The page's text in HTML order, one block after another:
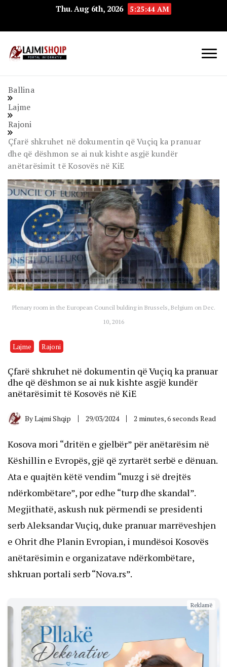
Thu. Aug 6th, 2026 5:25:44 AM
Ballina
Lajme
Rajoni
Çfarë shkruhet në dokumentin që Vuçiq ka pranuar
dhe që dëshmon se ai nuk kishte asgjë kundër
anëtarësimit të Kosovës në KiE
Plenary room in the European Council bulding in Brussels, Belgium on Dec.
10, 2016
Lajme Rajoni
Çfarë shkruhet në dokumentin që Vuçiq ka pranuar
dhe që dëshmon se ai nuk kishte asgjë kundër
anëtarësimit të Kosovës në KiE
ByLajmi Shqip 29/03/2024 2 minutes, 6 seconds Read
Kosova mori “dritën e gjelbër” për anëtarësim në
Këshillin e Evropës, gjë që zyrtarët serbë e dënuan.
Ata e quajtën këtë vendim “muzg i së drejtës
ndërkombëtare”, por edhe “turp dhe skandal”.
Megjithatë, askush nuk përmendi se presidenti
serb Aleksandar Vuçiq, duke pranuar marrëveshjen
e Ohrit dhe Planin Evropian, i mundësoi Kosovës
anëtarësimin e organizatave ndërkombëtare,
shkruan portali serb “Nova.rs”.
Reklamë